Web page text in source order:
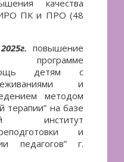
качества
ПК и ПРО (48
повышение
программе
детям с
и
методом
терапии” на базе
институт
и
педагогов” г.